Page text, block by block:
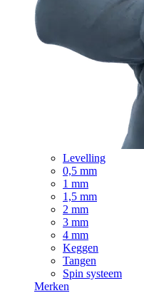
Levelling
0,5 mm
1 mm
1,5 mm
2 mm
3 mm
4 mm
Keggen
Tangen
Spin systeem
Merken